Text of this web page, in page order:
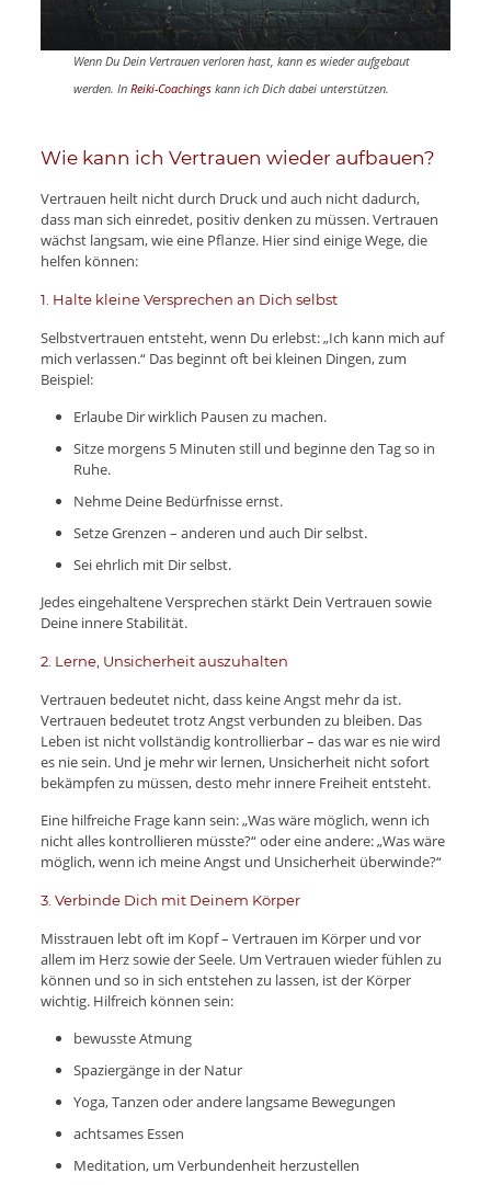
Wenn Du Dein Vertrauen verloren hast, kann es wieder aufgebaut
werden. In Reiki-Coachingskann ich Dich dabei unterstützen.
Wie kann ich Vertrauen wieder aufbauen?
Vertrauen heilt nicht durch Druck und auch nicht dadurch,
dass man sich einredet, positiv denken zu müssen. Vertrauen
wächst langsam, wie eine Pflanze. Hier sind einige Wege, die
helfen können:
1. Halte kleine Versprechen an Dich selbst
Selbstvertrauen entsteht, wenn Du erlebst: „Ich kann mich auf
mich verlassen.“ Das beginnt oft bei kleinen Dingen, zum
Beispiel:
Erlaube Dir wirklich Pausen zu machen.
Sitze morgens 5 Minuten still und beginne den Tag so in
Ruhe.
Nehme Deine Bedürfnisse ernst.
Setze Grenzen – anderen und auch Dir selbst.
Sei ehrlich mit Dir selbst.
Jedes eingehaltene Versprechen stärkt Dein Vertrauen sowie
Deine innere Stabilität.
2. Lerne, Unsicherheit auszuhalten
Vertrauen bedeutet nicht, dass keine Angst mehr da ist.
Vertrauen bedeutet trotz Angst verbunden zu bleiben. Das
Leben ist nicht vollständig kontrollierbar – das war es nie wird
es nie sein. Und je mehr wir lernen, Unsicherheit nicht sofort
bekämpfen zu müssen, desto mehr innere Freiheit entsteht.
Eine hilfreiche Frage kann sein: „Was wäre möglich, wenn ich
nicht alles kontrollieren müsste?“ oder eine andere: „Was wäre
möglich, wenn ich meine Angst und Unsicherheit überwinde?“
3. Verbinde Dich mit Deinem Körper
Misstrauen lebt oft im Kopf – Vertrauen im Körper und vor
allem im Herz sowie der Seele. Um Vertrauen wieder fühlen zu
können und so in sich entstehen zu lassen, ist der Körper
wichtig. Hilfreich können sein:
bewusste Atmung
Spaziergänge in der Natur
Yoga, Tanzen oder andere langsame Bewegungen
achtsames Essen
Meditation, um Verbundenheit herzustellen